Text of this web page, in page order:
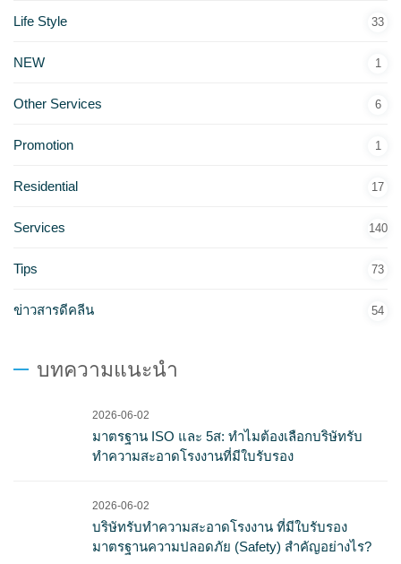
Life Style 33
NEW 1
Other Services 6
Promotion 1
Residential 17
Services 140
Tips 73
ข่าวสารดีคลีน 54
บทความแนะนำ
2026-06-02
มาตรฐาน ISO และ 5ส: ทำไมต้องเลือกบริษัทรับ
ทำความสะอาดโรงงานที่มีใบรับรอง
2026-06-02
บริษัทรับทำความสะอาดโรงงาน ที่มีใบรับรอง
มาตรฐานความปลอดภัย (Safety) สำคัญอย่างไร?